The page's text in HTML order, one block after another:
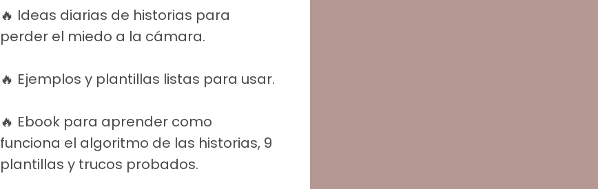
🔥 Ideas diarias de historias para
perder el miedo a la cámara.
🔥 Ejemplos y plantillas listas para usar.
🔥 Ebook para aprender como
funciona el algoritmo de las historias, 9
plantillas y trucos probados.